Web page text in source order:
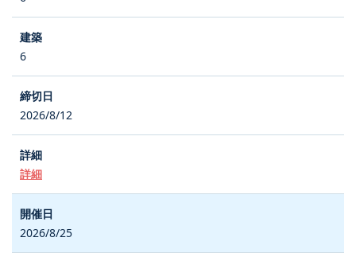
6
2026/8/12
詳細
2026/8/25